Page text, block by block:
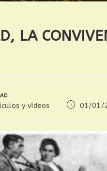
LA
y vídeos 01/01/